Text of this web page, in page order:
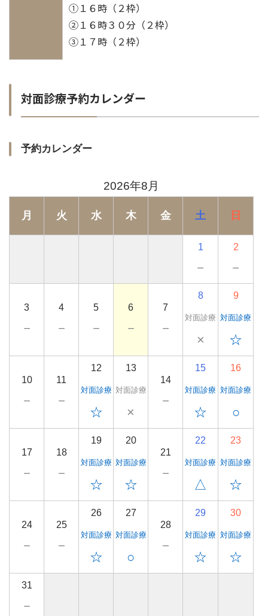
①１６時（２枠）
②１６時３０分（２枠）
③１７時（２枠）
対面診療予約カレンダー
予約カレンダー
2026年8月
月 火 水 木 金 土 日
1
－
2
－
3
－
4
－
5
－
6
－
7
－
8
対面診療
×
9
対面診療
☆
10
－
11
－
12
対面診療
☆
13
対面診療
×
14
－
15
対面診療
☆
16
対面診療
○
17
－
18
－
19
対面診療
☆
20
対面診療
☆
21
－
22
対面診療
△
23
対面診療
☆
24
－
25
－
26
対面診療
☆
27
対面診療
○
28
－
29
対面診療
☆
30
対面診療
☆
31
－